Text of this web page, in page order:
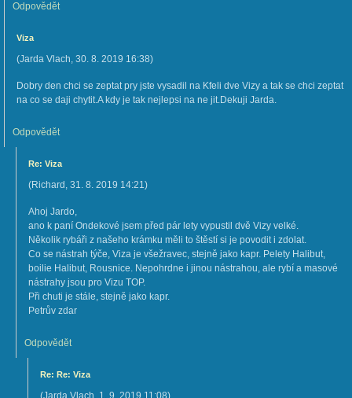
Odpovědět
Viza
(Jarda Vlach, 30. 8. 2019 16:38)
Dobry den chci se zeptat pry jste vysadil na Kfeli dve Vizy a tak se chci zeptat
na co se daji chytit.A kdy je tak nejlepsi na ne jit.Dekuji Jarda.
Odpovědět
Re: Viza
(Richard , 31. 8. 2019 14:21)
Ahoj Jardo,
ano k paní Ondekové jsem před pár lety vypustil dvě Vizy velké.
Několik rybáři z našeho krámku měli to štěstí si je povodit i zdolat.
Co se nástrah týče, Viza je všežravec, stejně jako kapr. Pelety Halibut,
boilie Halibut, Rousnice. Nepohrdne i jinou nástrahou, ale rybí a masové
nástrahy jsou pro Vizu TOP.
Při chuti je stále, stejně jako kapr.
Petrův zdar
Odpovědět
Re: Re: Viza